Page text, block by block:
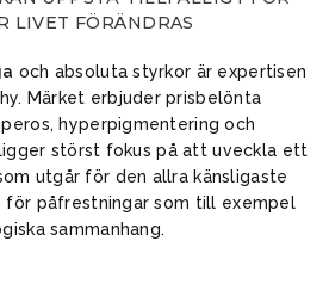
LIVET FÖRÄNDRAS
och absoluta styrkor är expertisen
. Märket erbjuder prisbelönta
hyperpigmentering och
störst fokus på att uveckla ett
utgår för den allra känsligaste
för påfrestningar som till exempel
sammanhang.